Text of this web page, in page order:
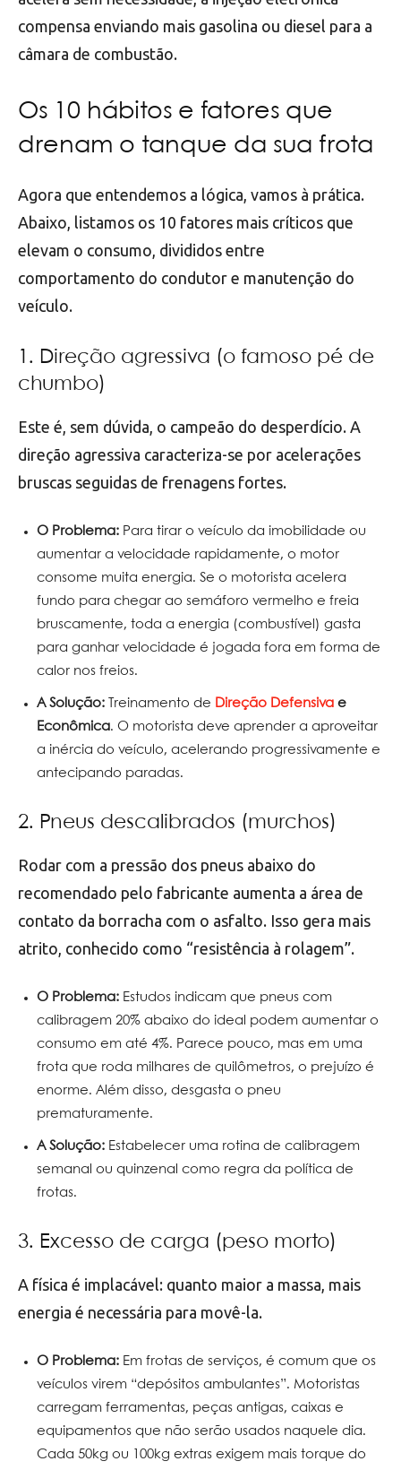
compensa enviando mais gasolina ou diesel para a
câmara de combustão.
Os 10 hábitos e fatores que
drenam o tanque da sua frota
Agora que entendemos a lógica, vamos à prática.
Abaixo, listamos os 10 fatores mais críticos que
elevam o consumo, divididos entre
comportamento do condutor e manutenção do
veículo.
1. Direção agressiva (o famoso pé de
chumbo)
Este é, sem dúvida, o campeão do desperdício. A
direção agressiva caracteriza-se por acelerações
bruscas seguidas de frenagens fortes.
O Problema: Para tirar o veículo da imobilidade ou
aumentar a velocidade rapidamente, o motor
consome muita energia. Se o motorista acelera
fundo para chegar ao semáforo vermelho e freia
bruscamente, toda a energia (combustível) gasta
para ganhar velocidade é jogada fora em forma de
calor nos freios.
A Solução: Treinamento de Direção Defensiva e
Econômica. O motorista deve aprender a aproveitar
a inércia do veículo, acelerando progressivamente e
antecipando paradas.
2. Pneus descalibrados (murchos)
Rodar com a pressão dos pneus abaixo do
recomendado pelo fabricante aumenta a área de
contato da borracha com o asfalto. Isso gera mais
atrito, conhecido como “resistência à rolagem”.
O Problema: Estudos indicam que pneus com
calibragem 20% abaixo do ideal podem aumentar o
consumo em até 4%. Parece pouco, mas em uma
frota que roda milhares de quilômetros, o prejuízo é
enorme. Além disso, desgasta o pneu
prematuramente.
A Solução: Estabelecer uma rotina de calibragem
semanal ou quinzenal como regra da política de
frotas.
3. Excesso de carga (peso morto)
A física é implacável: quanto maior a massa, mais
energia é necessária para movê-la.
O Problema: Em frotas de serviços, é comum que os
veículos virem “depósitos ambulantes”. Motoristas
carregam ferramentas, peças antigas, caixas e
equipamentos que não serão usados naquele dia.
Cada 50kg ou 100kg extras exigem mais torque do